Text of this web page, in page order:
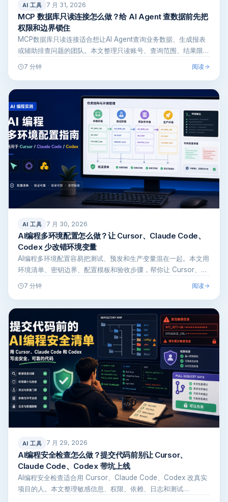
AI 工具 7 月 31, 2026
MCP 数据库只读连接怎么做？给 AI Agent 查数据前先把
权限和边界锁住
MCP数据库只读连接适合想让AI Agent查询业务数据、生成报表
或辅助排查问题的团队。本文整理只读账号、查询范围、结果限
7 分钟 阅读
AI 工具 7 月 30, 2026
AI编程多环境配置怎么做？让 Cursor、Claude Code、
Codex 少改错环境变量
AI编程多环境配置容易把测试、预发和生产变量混在一起。本文用
环境清单、密钥边界、配置模板和验收步骤，帮你让 Cursor、
7 分钟 阅读
AI 工具 7 月 29, 2026
AI编程安全检查怎么做？提交代码前别让 Cursor、
Claude Code、Codex 带坑上线
AI编程安全检查适合用 Cursor、Claude Code、Codex 改真实
项目的人。本文整理敏感信息、权限、依赖、日志和测试…